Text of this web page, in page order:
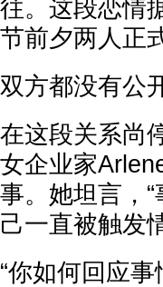
往。这段恋情
节前夕两人正
双方都没有公
在这段关系尚
女企业家
事。她坦言，
己一直被触发
“你如何回应